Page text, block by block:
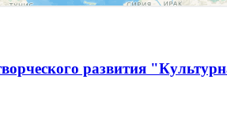
развития